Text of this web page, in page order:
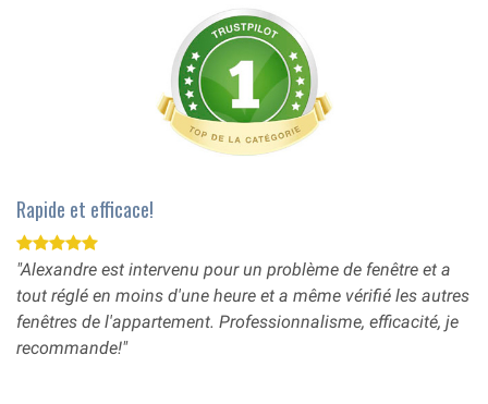
Rapide et efficace!
"Alexandre est intervenu pour un problème de fenêtre et a
tout réglé en moins d'une heure et a même vérifié les autres
fenêtres de l'appartement. Professionnalisme, efficacité, je
recommande!"